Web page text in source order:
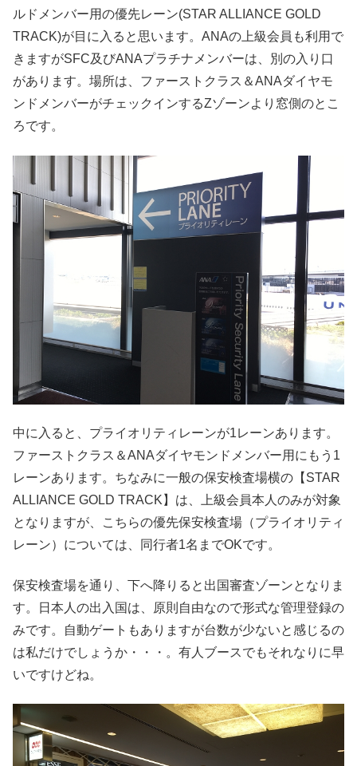
ルドメンバー用の優先レーン(STAR ALLIANCE GOLD
TRACK)が目に入ると思います。ANAの上級会員も利用で
きますがSFC及びANAプラチナメンバーは、別の入り口
があります。場所は、ファーストクラス＆ANAダイヤモ
ンドメンバーがチェックインするZゾーンより窓側のとこ
ろです。
中に入ると、プライオリティレーンが1レーンあります。
ファーストクラス＆ANAダイヤモンドメンバー用にもう1
レーンあります。ちなみに一般の保安検査場横の【STAR
ALLIANCE GOLD TRACK】は、上級会員本人のみが対象
となりますが、こちらの優先保安検査場（プライオリティ
レーン）については、同行者1名までOKです。
保安検査場を通り、下へ降りると出国審査ゾーンとなりま
す。日本人の出入国は、原則自由なので形式な管理登録の
みです。自動ゲートもありますが台数が少ないと感じるの
は私だけでしょうか・・・。有人ブースでもそれなりに早
いですけどね。